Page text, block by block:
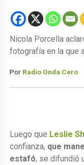
Nicola Porcella
fotografía en la que
Por Radio Onda Cero
Luego que Leslie
confianza, que
estafó, se difundió